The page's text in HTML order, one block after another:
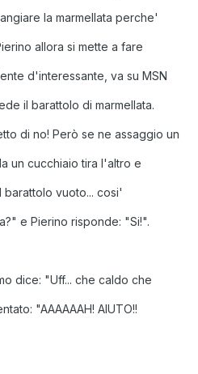
la marmellata perche'
allora si mette a fare
d'interessante, va su MSN
il barattolo di marmellata.
di no! Però se ne assaggio un
un cucchiaio tira l'altro e
barattolo vuoto... cosi'
e Pierino risponde: "Si!".
dice: "Uff... che caldo che
"AAAAAAH! AIUTO!!